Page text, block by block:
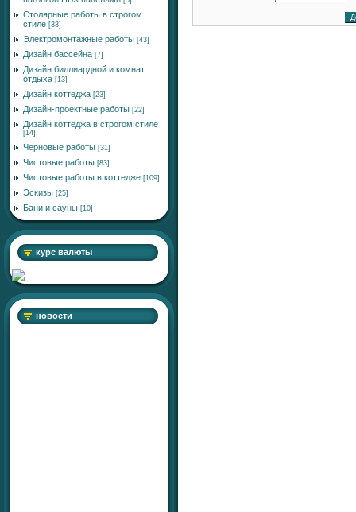
Столярные работы в строгом
стиле [33]
Электромонтажные работы [43]
Дизайн бассейна [7]
Дизайн биллиардной и комнат
отдыха [13]
Дизайн коттеджа [23]
Дизайн-проектные работы [22]
Дизайн коттеджа в строгом стиле
[14]
Черновые работы [31]
Чистовые работы [83]
Чистовые работы в коттедже [109]
Эскизы [25]
Бани и сауны [10]
курс валюты
новости